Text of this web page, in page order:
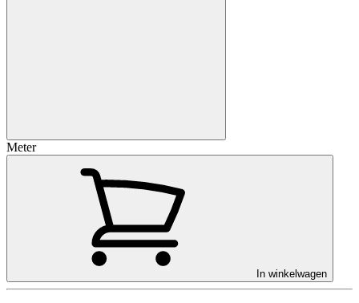
Meter
In winkelwagen